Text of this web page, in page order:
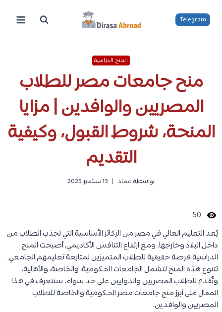
المحتوى
Telegram
المنح الدراسية
منح جامعات مصر للطلاب
المصريين والوافدين | مزايا
المنحة، شروط القبول، وكيفية
التقديم
بواسطة عماد 13 سبتمبر، 2025
50
يُعد التعليم العالي في مصر من الركائز الأساسية التي تجذب الطلاب من
داخل البلاد وخارجها. ومع ارتفاع التنافس الأكاديمي، أصبحت المنح
الدراسية فرصة حقيقية للطلاب المتميزين لمتابعة تعليمهم الجامعي.
تتنوع هذه المنح لتشمل الجامعات الحكومية، والخاصة، والأهلية،
وتُقدم للطلاب المصريين والدوليين على حد سواء. سنتعرف في هذا
المقال على أبرز منح جامعات مصر الحكومية والخاصة للطلاب
المصريين والوافدين.